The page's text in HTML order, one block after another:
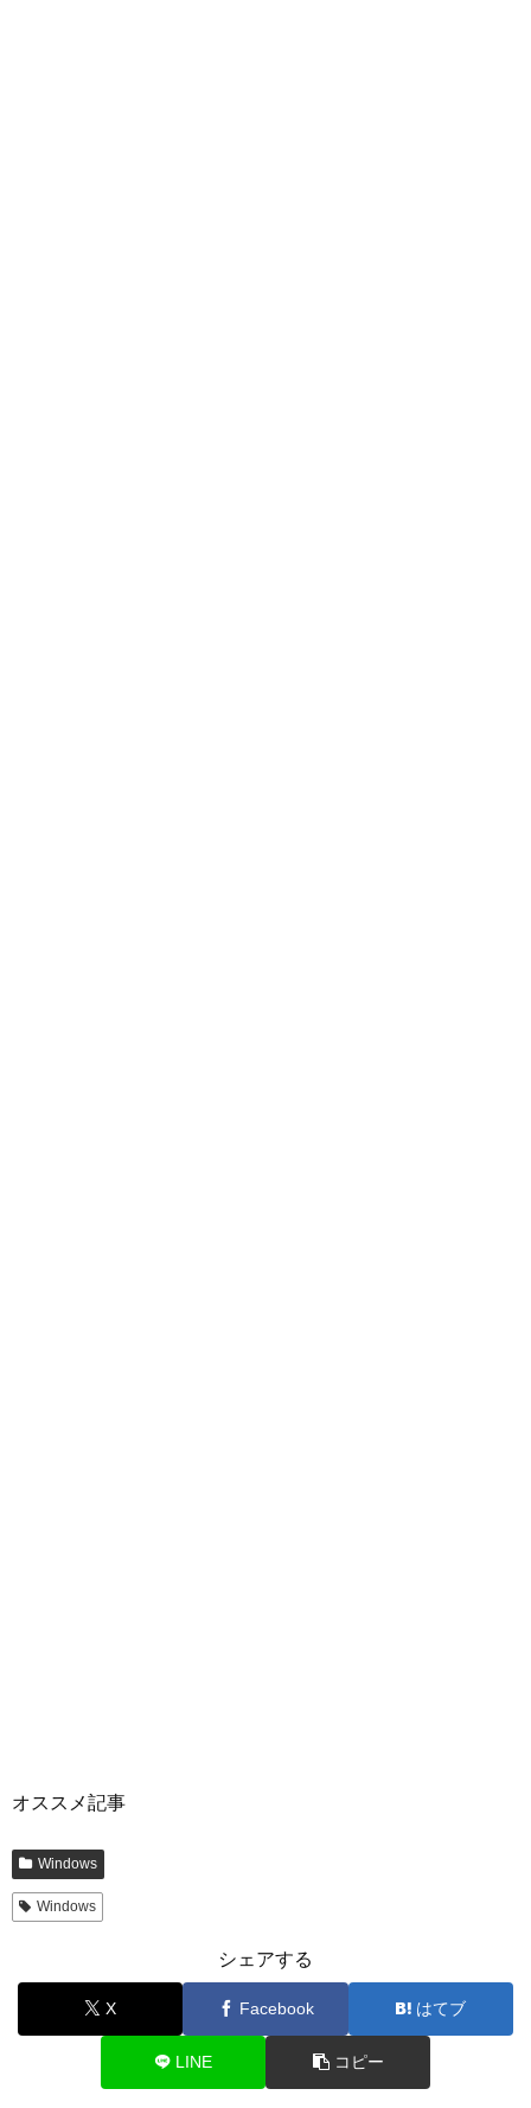
オススメ記事
Windows
Windows
シェアする
X Facebook はてブ
LINE コピー